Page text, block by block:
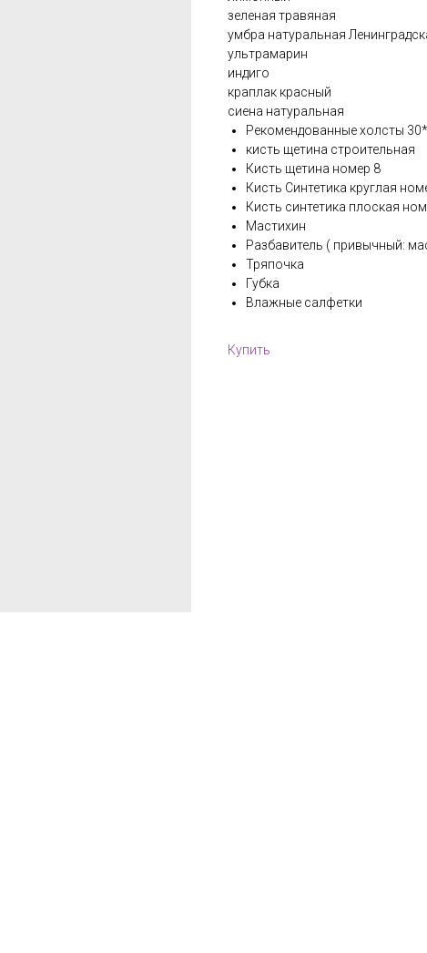
зеленая травяная
умбра натуральная
ультрамарин
индиго
краплак красный
сиена натуральная
Рекомендованные холсты
кисть щетина строительная
Кисть щетина номер 8
Кисть Синтетика круглая
Кисть синтетика плоская
Мастихин
Разбавитель ( привычный:
Тряпочка
Губка
Влажные салфетки
Купить